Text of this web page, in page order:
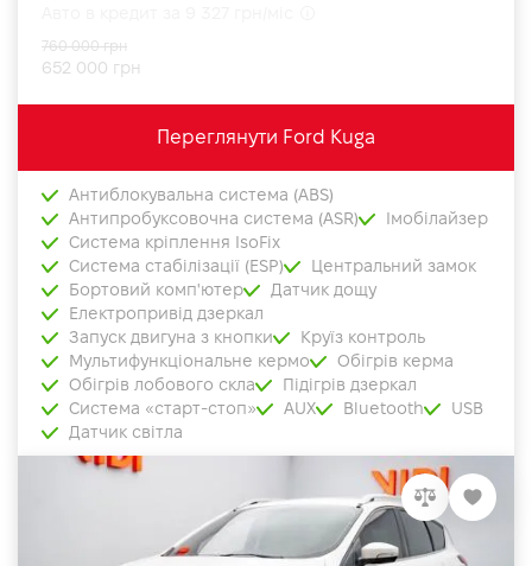
652 000 грн
760 000 грн
Переглянути Ford Kuga
Антиблокувальна система (ABS)
Антипробуксовочна система (ASR)
Імобілайзер
Система кріплення IsoFix
Система стабілізації (ESP)
Центральний замок
Бортовий комп'ютер
Датчик дощу
Електропривід дзеркал
Запуск двигуна з кнопки
Круїз контроль
Мультифункціональне кермо
Обігрів керма
Обігрів лобового скла
Підігрів дзеркал
Система «старт-стоп»
AUX Bluetooth
USB
Датчик світла